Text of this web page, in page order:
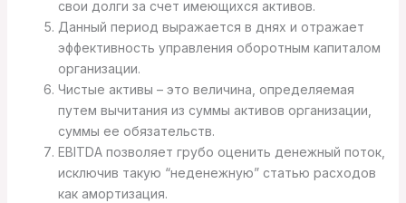
свои долги за счет имеющихся активов.
Данный период выражается в днях и отражает
эффективность управления оборотным капиталом
организации.
Чистые активы – это величина, определяемая
путем вычитания из суммы активов организации,
суммы ее обязательств.
EBITDA позволяет грубо оценить денежный поток,
исключив такую “неденежную” статью расходов
как амортизация.